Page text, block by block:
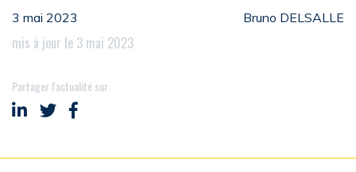
3 mai 2023
mis à jour le 3 mai 2023
Bruno DELSALLE
Partager l'actualité sur
Partager sur LinkedIn
Partager sur Twitter
Partager sur Facebook